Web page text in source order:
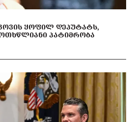
ᲧᲝᲤᲘᲚ ᲓᲔᲞᲣᲢᲐᲢᲡ,
ᲞᲐᲢᲘᲛᲠᲝᲑᲐ